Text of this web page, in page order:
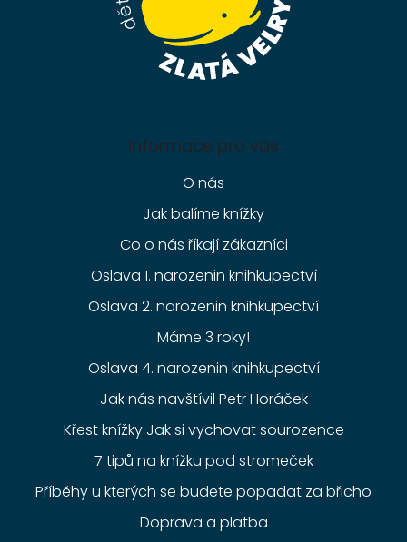
Informace pro vás
O nás
Jak balíme knížky
Co o nás říkají zákazníci
Oslava 1. narozenin knihkupectví
Oslava 2. narozenin knihkupectví
Máme 3 roky!
Oslava 4. narozenin knihkupectví
Jak nás navštívil Petr Horáček
Křest knížky Jak si vychovat sourozence
7 tipů na knížku pod stromeček
Příběhy u kterých se budete popadat za břicho
Doprava a platba